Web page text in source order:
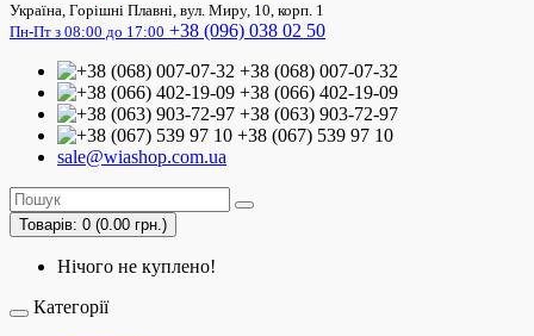
Україна, Горішні Плавні, вул. Миру, 10, корп. 1
Пн-Пт з 08:00 до 17:00 +38 (096) 038 02 50
+38 (068) 007-07-32
+38 (066) 402-19-09
+38 (063) 903-72-97
+38 (067) 539 97 10
sale@wiashop.com.ua
Товарів: 0 (0.00 грн.)
Нічого не куплено!
Категорії